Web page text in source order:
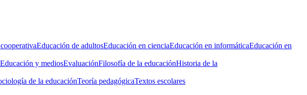
Educación de adultosEducación en cienciaEducación en informáticaEducación en
Educación y mediosEvaluaciónFilosofía de la educaciónHistoria de la
de la educaciónTeoría pedagógicaTextos escolares